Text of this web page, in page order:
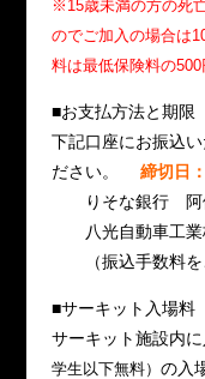
※15歳未満の方の死
のでご加入の場合は
料は最低保険料の500
■お支払方法と期限
下記口座にお振込
ださい。 締切日
りそな銀行 阿
八光自動車工業
（振込手数料を
■サーキット入場料
サーキット施設内に
学生以下無料） の入